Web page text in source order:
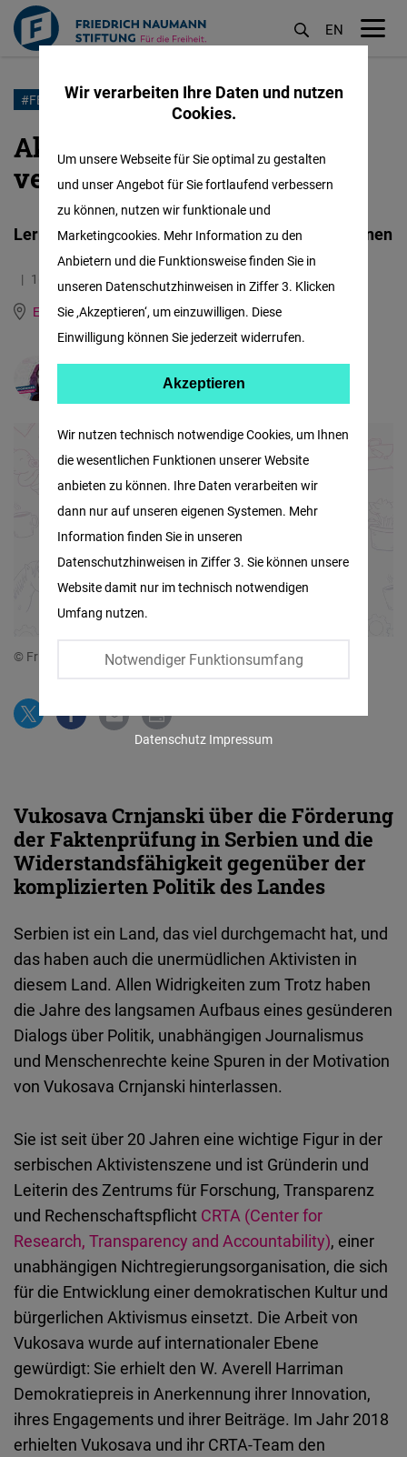
Direkt
Inhalt
EN
#FEMALEFORWARDINTERNATIONAL
Aktivismus mit nie
versiegender Begeisterung
Lernen Sie Vukosava Crnjanski aus Serbien kennen
16.09.2021
9.4 Minuten
East and Southeast Europe
Englisch
Svetoslav Todorov
© Friedrich Naumann Foundation for Freedom
Vukosava Crnjanski über die Förderung
der Faktenprüfung in Serbien und die
Widerstandsfähigkeit gegenüber der
komplizierten Politik des Landes
Serbien ist ein Land, das viel durchgemacht hat, und
das haben auch die unermüdlichen Aktivisten in
diesem Land. Allen Widrigkeiten zum Trotz haben
die Jahre des langsamen Aufbaus eines gesünderen
Dialogs über Politik, unabhängigen Journalismus
und Menschenrechte keine Spuren in der Motivation
von Vukosava Crnjanski hinterlassen.
Sie ist seit über 20 Jahren eine wichtige Figur in der
serbischen Aktivistenszene und ist Gründerin und
Leiterin des Zentrums für Forschung, Transparenz
und Rechenschaftspflicht CRTA (Center for
Research, Transparency and Accountability), einer
unabhängigen Nichtregierungsorganisation, die sich
für die Entwicklung einer demokratischen Kultur und
bürgerlichen Aktivismus einsetzt. Die Arbeit von
Vukosava wurde auf internationaler Ebene
gewürdigt: Sie erhielt den W. Averell Harriman
Demokratiepreis in Anerkennung ihrer Innovation,
ihres Engagements und ihrer Beiträge. Im Jahr 2018
erhielten Vukosava und ihr CRTA-Team den
Wir verarbeiten Ihre Daten und nutzen
Cookies.
Wir nutzen technisch notwendige Cookies, um Ihnen
die wesentlichen Funktionen unserer Website
anbieten zu können. Ihre Daten verarbeiten wir
dann nur auf unseren eigenen Systemen. Mehr
Information finden Sie in unseren
Datenschutzhinweisen in Ziffer 3. Sie können unsere
Website damit nur im technisch notwendigen
Umfang nutzen.
Notwendiger Funktionsumfang
Um unsere Webseite für Sie optimal zu gestalten
und unser Angebot für Sie fortlaufend verbessern
zu können, nutzen wir funktionale und
Marketingcookies. Mehr Information zu den
Anbietern und die Funktionsweise finden Sie in
unseren Datenschutzhinweisen in Ziffer 3. Klicken
Sie ‚Akzeptieren‘, um einzuwilligen. Diese
Einwilligung können Sie jederzeit widerrufen.
Facebook
Embed
Twitter
Embed
Instagram
Embed
Embed
Cloudinary
Flickr
Embed
Newsletter2go
Embed
Podigee
D.Vinci
Embed
Typeform
Embed
Akzeptieren
Datenschutz Impressum